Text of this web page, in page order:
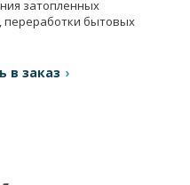
затопленных
переработки бытовых
в заказ